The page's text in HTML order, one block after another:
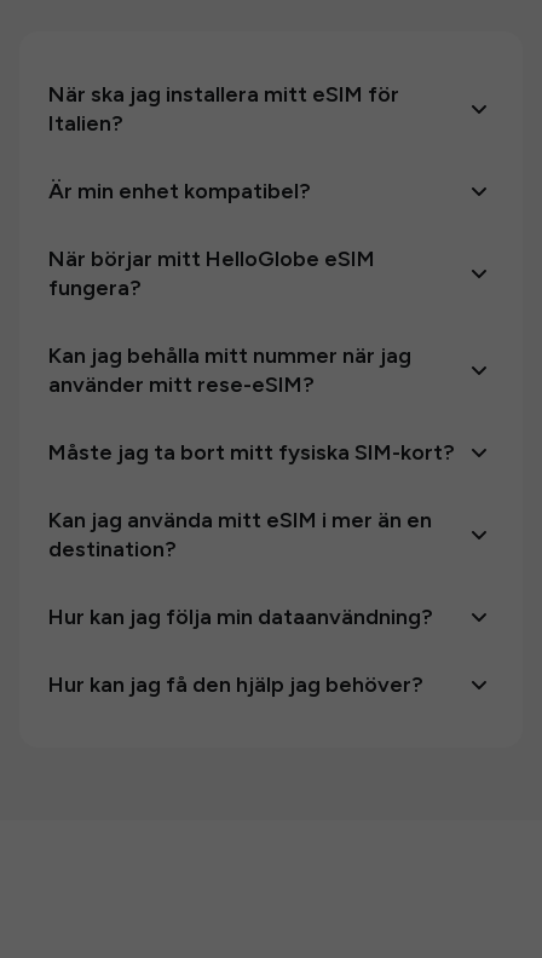
När ska jag installera mitt eSIM för
Italien?
Är min enhet kompatibel?
När börjar mitt HelloGlobe eSIM
fungera?
Kan jag behålla mitt nummer när jag
använder mitt rese-eSIM?
Måste jag ta bort mitt fysiska SIM-kort?
Kan jag använda mitt eSIM i mer än en
destination?
Hur kan jag följa min dataanvändning?
Hur kan jag få den hjälp jag behöver?